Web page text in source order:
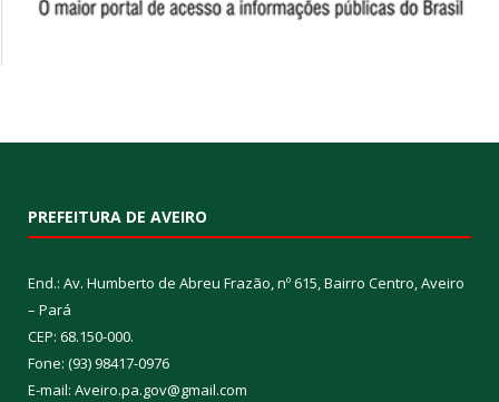
PREFEITURA DE AVEIRO
End.: Av. Humberto de Abreu Frazão, nº 615, Bairro Centro, Aveiro
– Pará
CEP: 68.150-000.
Fone: (93) 98417-0976
E-mail: Aveiro.pa.gov@gmail.com